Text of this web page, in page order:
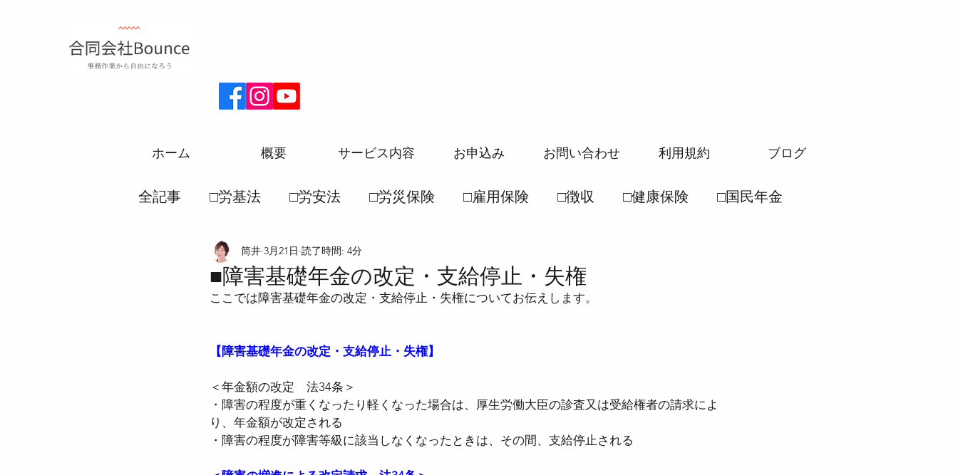
ホーム 概要 サービス内容 お申込み お問い合わせ 利用規約 ブログ
全記事 □労基法 □労安法 □労災保険 □雇用保険 □徴収 □健康保険 □国民年金
□厚生年金 □労務一般常識
●確定給付企業年金法 ●確定拠出年金法
■障害基礎年金の改定・支給停止・失権
筒井 3月21日 読了時間: 4分
ここでは障害基礎年金の改定・支給停止・失権についてお伝えします。
【障害基礎年金の改定・支給停止・失権】
＜年金額の改定　法34条＞
・障害の程度が重くなったり軽くなった場合は、厚生労働大臣の診査又は受給権者の請求によ
り、年金額が改定される
・障害の程度が障害等級に該当しなくなったときは、その間、支給停止される